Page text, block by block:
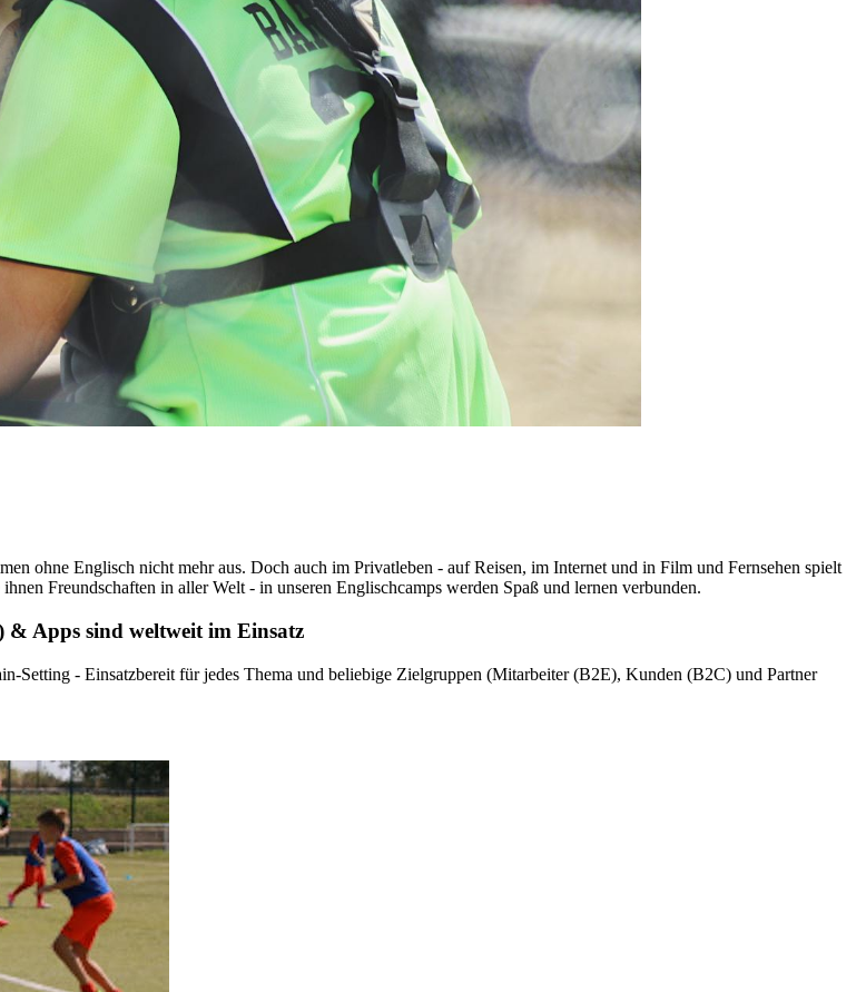
ohne Englisch nicht mehr aus. Doch auch im Privatleben - auf Reisen, im Internet und in Film und Fernsehen spielt
Freundschaften in aller Welt - in unseren Englischcamps werden Spaß und lernen verbunden.
Apps sind weltweit im Einsatz
Setting - Einsatzbereit für jedes Thema und beliebige Zielgruppen (Mitarbeiter (B2E), Kunden (B2C) und Partner